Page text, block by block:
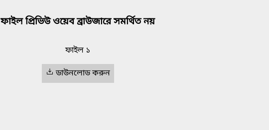
ফাইল প্রিভিউ ওয়েব ব্রাউজারে সমর্থিত নয়
ফাইল ১
ডাউনলোড করুন